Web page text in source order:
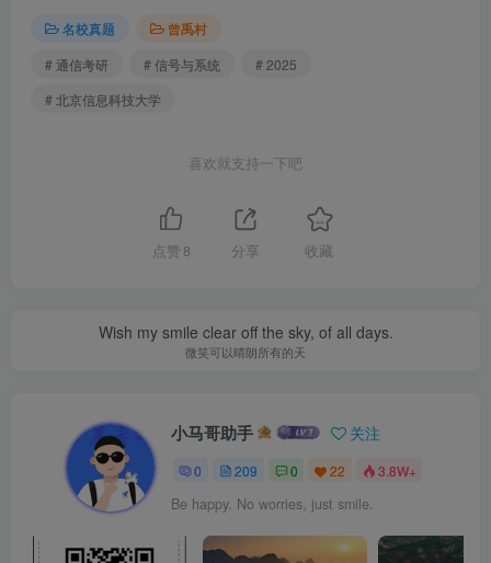
名校真题
曾禹村
# 通信考研
# 信号与系统
# 2025
# 北京信息科技大学
喜欢就支持一下吧
点赞 8 分享 收藏
Wish my smile clear off the sky, of all days.
微笑可以晴朗所有的天
小马哥助手 关注
0 209 0 22 3.8W+
Be happy. No worries, just smile.